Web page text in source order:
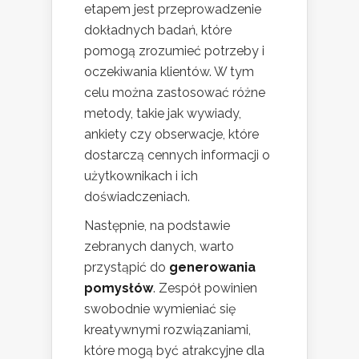
etapem jest przeprowadzenie
dokładnych badań, które
pomogą zrozumieć potrzeby i
oczekiwania klientów. W tym
celu można zastosować różne
metody, takie jak wywiady,
ankiety czy obserwacje, które
dostarczą cennych informacji o
użytkownikach i ich
doświadczeniach.
Następnie, na podstawie
zebranych danych, warto
przystąpić do generowania
pomysłów. Zespół powinien
swobodnie wymieniać się
kreatywnymi rozwiązaniami,
które mogą być atrakcyjne dla